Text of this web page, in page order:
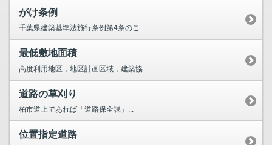
がけ条例
千葉県建築基準法施行条例第4条のこ...
最低敷地面積
高度利用地区，地区計画区域，建築協...
道路の草刈り
柏市道上であれば「道路保全課」...
位置指定道路